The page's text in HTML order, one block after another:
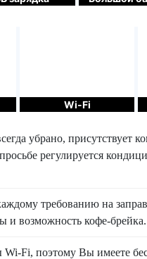
Wi-Fi
убрано, присутствует
регулируется
требованию на
и возможность кофе-брейка.
Fi, поэтому Вы имеете